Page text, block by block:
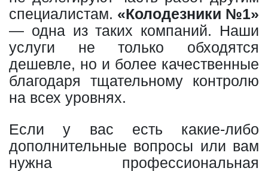
специалистам. «Колодезники №1»
— одна из таких компаний. Наши
услуги не только обходятся
дешевле, но и более качественные
благодаря тщательному контролю
на всех уровнях.
Если у вас есть какие-либо
дополнительные вопросы или вам
нужна профессиональная